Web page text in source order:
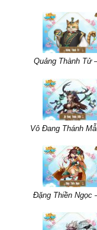
Quảng Thành Tử
Vô Đang Thánh
Đặng Thiền Ngọc